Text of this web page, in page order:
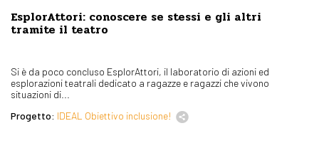
EsplorAttori: conoscere se stessi e gli altri
tramite il teatro
Si è da poco concluso EsplorAttori, il laboratorio di azioni ed
esplorazioni teatrali dedicato a ragazze e ragazzi che vivono
situazioni di...
Progetto: IDEAL Obiettivo inclusione!